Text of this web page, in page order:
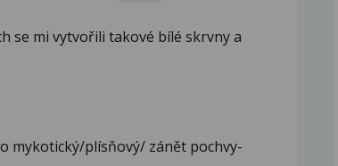
se mi vytvořili takové bílé skrvny a
mykotický/plísňový/ zánět pochvy-